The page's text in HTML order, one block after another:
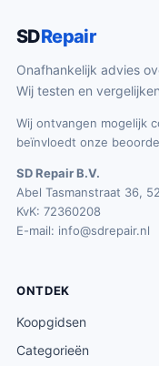
SDRepair
Onafhankelijk advies
Wij testen en
Wij ontvangen mogelijk
beïnvloedt onze
SD Repair B.V.
Abel Tasmanstraat 36,
KvK: 72360208
E-mail: info@sdrepair.nl
ONTDEK
Koopgidsen
Categorieën